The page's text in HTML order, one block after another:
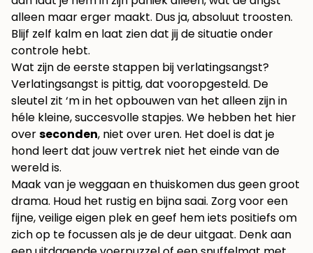
alleen maar erger maakt. Dus ja, absoluut troosten.
Blijf zelf kalm en laat zien dat jij de situatie onder
controle hebt.
Wat zijn de eerste stappen bij verlatingsangst?
Verlatingsangst is pittig, dat vooropgesteld. De
sleutel zit ‘m in het opbouwen van het alleen zijn in
héle kleine, succesvolle stapjes. We hebben het hier
overseconden, niet over uren. Het doel is dat je
hond leert dat jouw vertrek niet het einde van de
wereld is.
Maak van je weggaan en thuiskomen dus geen groot
drama. Houd het rustig en bijna saai. Zorg voor een
fijne, veilige eigen plek en geef hem iets positiefs om
zich op te focussen als je de deur uitgaat. Denk aan